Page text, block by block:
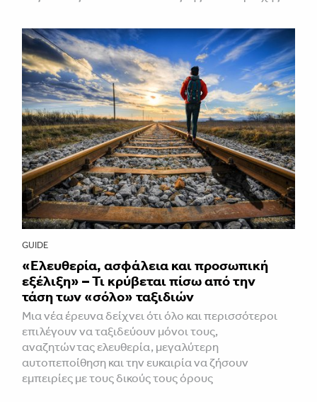
GUIDE
«Ελευθερία, ασφάλεια και προσωπική
εξέλιξη» – Τι κρύβεται πίσω από την
τάση των «σόλο» ταξιδιών
Μια νέα έρευνα δείχνει ότι όλο και περισσότεροι
επιλέγουν να ταξιδεύουν μόνοι τους,
αναζητώντας ελευθερία, μεγαλύτερη
αυτοπεποίθηση και την ευκαιρία να ζήσουν
εμπειρίες με τους δικούς τους όρους